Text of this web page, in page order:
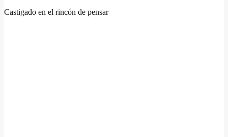
Castigado en el rincón de pensar